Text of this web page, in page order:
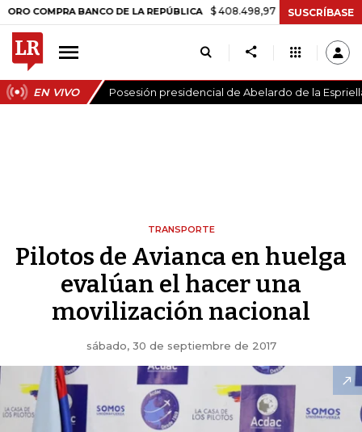
BANCO DE LA REPÚBLICA $ 408.498,97 +$ 8.753,81 +2,19%
SUSCRÍBASE
EN VIVO Posesión presidencial de Abelardo de la
TRANSPORTE
Pilotos de Avianca en huelga
evalúan el hacer una
movilización nacional
sábado, 30 de septiembre de 2017